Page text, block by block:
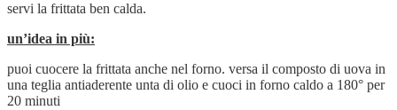
servi la frittata ben calda.
un’idea in più:
puoi cuocere la frittata anche nel forno. versa il composto di uova in
una teglia antiaderente unta di olio e cuoci in forno caldo a 180° per
20 minuti